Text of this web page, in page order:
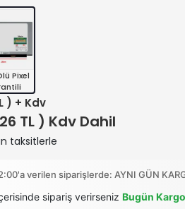
Pixel
) + Kdv
TL ) Kdv Dahil
taksitlerle
verilen siparişlerde: AYNI GÜN
sipariş verirseniz Bugün